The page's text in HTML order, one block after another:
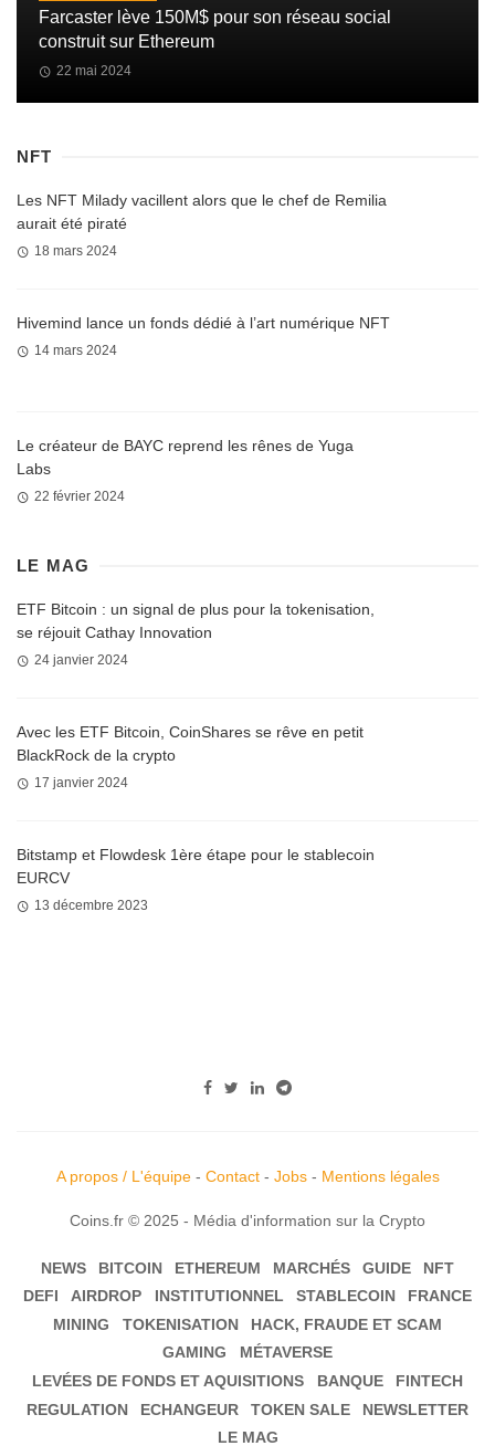
Farcaster lève 150M$ pour son réseau social
construit sur Ethereum
22 mai 2024
NFT
Les NFT Milady vacillent alors que le chef de Remilia
aurait été piraté
18 mars 2024
Hivemind lance un fonds dédié à l’art numérique NFT
14 mars 2024
Le créateur de BAYC reprend les rênes de Yuga
Labs
22 février 2024
LE MAG
ETF Bitcoin : un signal de plus pour la tokenisation,
se réjouit Cathay Innovation
24 janvier 2024
Avec les ETF Bitcoin, CoinShares se rêve en petit
BlackRock de la crypto
17 janvier 2024
Bitstamp et Flowdesk 1ère étape pour le stablecoin
EURCV
13 décembre 2023
A propos / L'équipe- Contact- Jobs- Mentions légales
Coins.fr © 2025 - Média d'information sur la Crypto
NEWS BITCOIN ETHEREUM MARCHÉS GUIDE
NFT
DEFI
AIRDROP INSTITUTIONNEL STABLECOIN
FRANCE
MINING
TOKENISATION
HACK, FRAUDE ET SCAM
GAMING
MÉTAVERSE
LEVÉES DE FONDS ET AQUISITIONS
BANQUE
FINTECH
REGULATION
ECHANGEUR TOKEN SALE
NEWSLETTER
LE MAG